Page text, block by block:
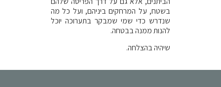
בשטח, על המרחקים ביניהם, ועל כל מה
שנדרש כדי שמי שמבקר בתערוכה יוכל
להנות ממנה בבטחה.
שיהיה בהצלחה.